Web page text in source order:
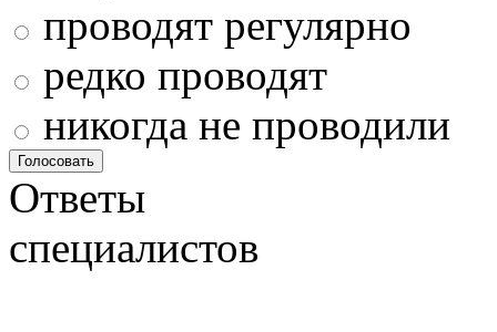
проводят регулярно
редко проводят
никогда не проводили
Ответы
специалистов